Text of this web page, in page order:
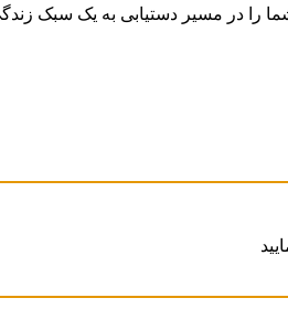
در مسیر دستیابی به یک سبک